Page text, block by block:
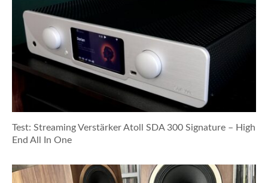
Test: Streaming Verstärker Atoll SDA 300 Signature – High
End All In One